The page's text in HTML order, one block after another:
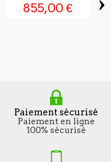
855,00 €
Paiement sécurisé
Paiement en ligne
100% sécurisé